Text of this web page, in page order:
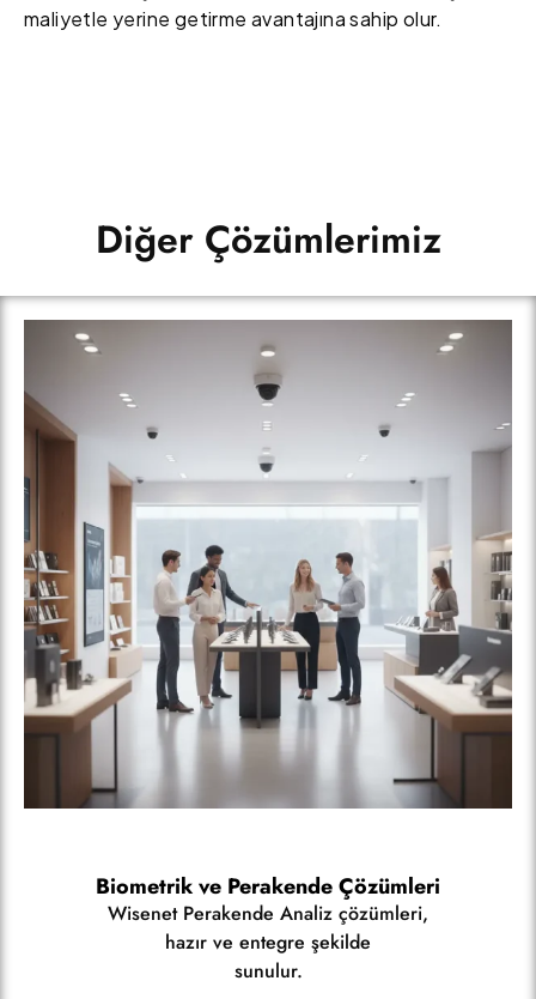
maliyetle yerine getirme avantajına sahip olur.
Diğer Çözümlerimiz
Biometrik ve Perakende Çözümleri
Wisenet Perakende Analiz çözümleri,
hazır ve entegre şekilde
sunulur.